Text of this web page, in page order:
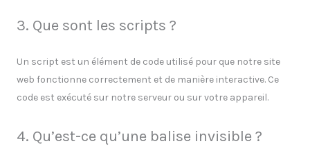
3. Que sont les scripts ?
Un script est un élément de code utilisé pour que notre site
web fonctionne correctement et de manière interactive. Ce
code est exécuté sur notre serveur ou sur votre appareil.
4. Qu’est-ce qu’une balise invisible ?